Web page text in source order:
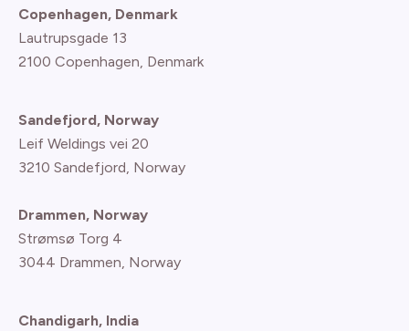
Copenhagen, Denmark
Lautrupsgade 13
2100 Copenhagen, Denmark
Sandefjord, Norway
Leif Weldings vei 20
3210 Sandefjord, Norway
Drammen, Norway
Strømsø Torg 4
3044 Drammen, Norway
Chandigarh, India